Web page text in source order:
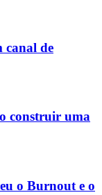
canal de
construir uma
o Burnout e o